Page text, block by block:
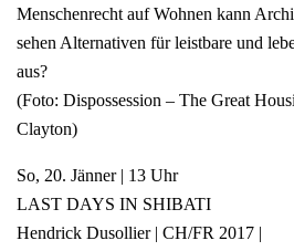
Menschenrecht auf Wohnen kann
sehen Alternativen für leistbare und
aus?
(Foto: Dispossession – The Great
Clayton)
So, 20. Jänner | 13 Uhr
LAST DAYS IN SHIBATI
Hendrick Dusollier | CH/FR 2017 |